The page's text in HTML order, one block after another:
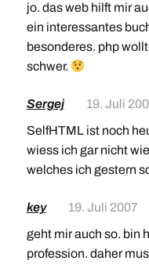
jo. das web hilft mir
ein interessantes
besonderes. php
schwer.
Sergej
19. Juli
SelfHTML ist noch
wiess ich gar nicht
welches ich gestern
key
19. Juli 2007
geht mir auch so. bin
profession. daher